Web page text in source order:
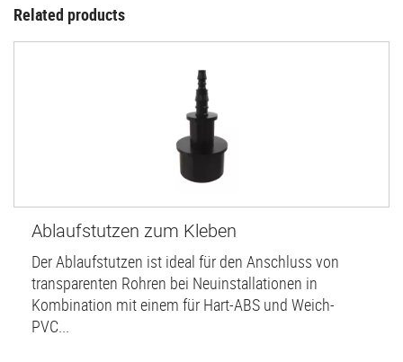
Related products
Ablaufstutzen zum Kleben
Der Ablaufstutzen ist ideal für den Anschluss von
transparenten Rohren bei Neuinstallationen in
Kombination mit einem für Hart-ABS und Weich-
PVC...